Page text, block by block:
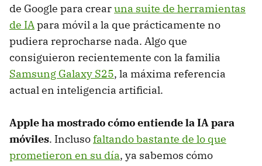
de Google para crearuna suite de herramientas
de IApara móvil a la que prácticamente no
pudiera reprocharse nada. Algo que
consiguieron recientemente con la familia
Samsung Galaxy S25, la máxima referencia
actual en inteligencia artificial.
Apple ha mostrado cómo entiende la IA para
móviles. Inclusofaltando bastante de lo que
prometieron en su día, ya sabemos cómo